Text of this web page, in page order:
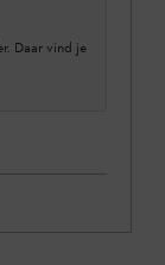
Daar vind je